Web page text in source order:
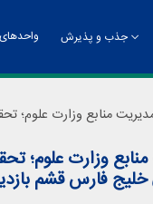
جذب و پذیرش
مدیریت منابع وزارت
وزارت علوم؛
فارس قشم